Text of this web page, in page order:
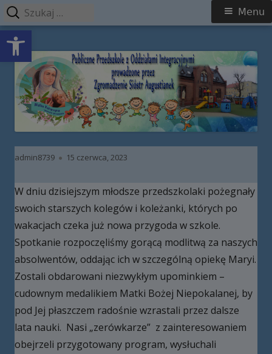
Open toolbar
Przeskocz
treści
Publiczne Przedszkole z Oddziałami
Integracyjnymi prowadzone przez
Zgromadzenie Sióstr Augustianek
Menu
główne
Menu
Autor
admin8739 Opublikowano
15 czerwca, 2023
W dniu dzisiejszym młodsze przedszkolaki pożegnały
swoich starszych kolegów i koleżanki, których po
wakacjach czeka już nowa przygoda w szkole.
Spotkanie rozpoczęliśmy gorącą modlitwą za naszych
absolwentów, oddając ich w szczególną opiekę Maryi.
Zostali obdarowani niezwykłym upominkiem –
cudownym medalikiem Matki Bożej Niepokalanej, by
pod Jej płaszczem radośnie wzrastali przez dalsze
lata nauki. Nasi „zerówkarze” z zainteresowaniem
obejrzeli przygotowany program, wysłuchali